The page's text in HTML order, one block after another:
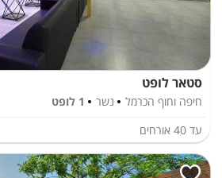
סטאר לופט
חיפה וחוף הכרמל נשר
1 לופט
עד 40 אורחים